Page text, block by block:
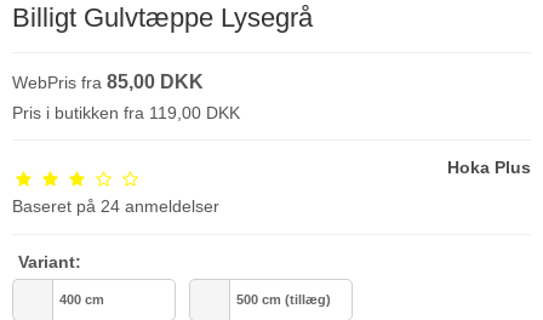
Billigt Gulvtæppe Lysegrå
WebPris fra 85,00 DKK
Pris i butikken fra 119,00 DKK
Baseret på 24 anmeldelser
Hoka Plus
Variant:
400 cm 500 cm (tillæg)